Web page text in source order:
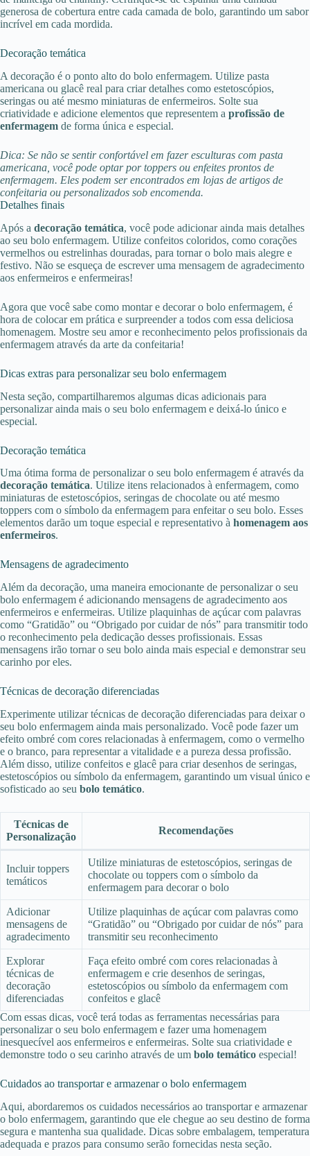
generosa de cobertura entre cada camada de bolo, garantindo um sabor
incrível em cada mordida.
Decoração temática
A decoração é o ponto alto do bolo enfermagem. Utilize pasta
americana ou glacê real para criar detalhes como estetoscópios,
seringas ou até mesmo miniaturas de enfermeiros. Solte sua
criatividade e adicione elementos que representem a profissão de
enfermagem de forma única e especial.
Dica: Se não se sentir confortável em fazer esculturas com pasta
americana, você pode optar por toppers ou enfeites prontos de
enfermagem. Eles podem ser encontrados em lojas de artigos de
confeitaria ou personalizados sob encomenda.
Detalhes finais
Após a decoração temática, você pode adicionar ainda mais detalhes
ao seu bolo enfermagem. Utilize confeitos coloridos, como corações
vermelhos ou estrelinhas douradas, para tornar o bolo mais alegre e
festivo. Não se esqueça de escrever uma mensagem de agradecimento
aos enfermeiros e enfermeiras!
Agora que você sabe como montar e decorar o bolo enfermagem, é
hora de colocar em prática e surpreender a todos com essa deliciosa
homenagem. Mostre seu amor e reconhecimento pelos profissionais da
enfermagem através da arte da confeitaria!
Dicas extras para personalizar seu bolo enfermagem
Nesta seção, compartilharemos algumas dicas adicionais para
personalizar ainda mais o seu bolo enfermagem e deixá-lo único e
especial.
Decoração temática
Uma ótima forma de personalizar o seu bolo enfermagem é através da
decoração temática. Utilize itens relacionados à enfermagem, como
miniaturas de estetoscópios, seringas de chocolate ou até mesmo
toppers com o símbolo da enfermagem para enfeitar o seu bolo. Esses
elementos darão um toque especial e representativo à homenagem aos
enfermeiros.
Mensagens de agradecimento
Além da decoração, uma maneira emocionante de personalizar o seu
bolo enfermagem é adicionando mensagens de agradecimento aos
enfermeiros e enfermeiras. Utilize plaquinhas de açúcar com palavras
como “Gratidão” ou “Obrigado por cuidar de nós” para transmitir todo
o reconhecimento pela dedicação desses profissionais. Essas
mensagens irão tornar o seu bolo ainda mais especial e demonstrar seu
carinho por eles.
Técnicas de decoração diferenciadas
Experimente utilizar técnicas de decoração diferenciadas para deixar o
seu bolo enfermagem ainda mais personalizado. Você pode fazer um
efeito ombré com cores relacionadas à enfermagem, como o vermelho
e o branco, para representar a vitalidade e a pureza dessa profissão.
Além disso, utilize confeitos e glacê para criar desenhos de seringas,
estetoscópios ou símbolo da enfermagem, garantindo um visual único e
sofisticado ao seu bolo temático.
Técnicas de
Personalização
Recomendações
Incluir toppers
temáticos
Utilize miniaturas de estetoscópios, seringas de
chocolate ou toppers com o símbolo da
enfermagem para decorar o bolo
Adicionar
mensagens de
agradecimento
Utilize plaquinhas de açúcar com palavras como
“Gratidão” ou “Obrigado por cuidar de nós” para
transmitir seu reconhecimento
Explorar
técnicas de
decoração
diferenciadas
Faça efeito ombré com cores relacionadas à
enfermagem e crie desenhos de seringas,
estetoscópios ou símbolo da enfermagem com
confeitos e glacê
Com essas dicas, você terá todas as ferramentas necessárias para
personalizar o seu bolo enfermagem e fazer uma homenagem
inesquecível aos enfermeiros e enfermeiras. Solte sua criatividade e
demonstre todo o seu carinho através de um bolo temático especial!
Cuidados ao transportar e armazenar o bolo enfermagem
Aqui, abordaremos os cuidados necessários ao transportar e armazenar
o bolo enfermagem, garantindo que ele chegue ao seu destino de forma
segura e mantenha sua qualidade. Dicas sobre embalagem, temperatura
adequada e prazos para consumo serão fornecidas nesta seção.